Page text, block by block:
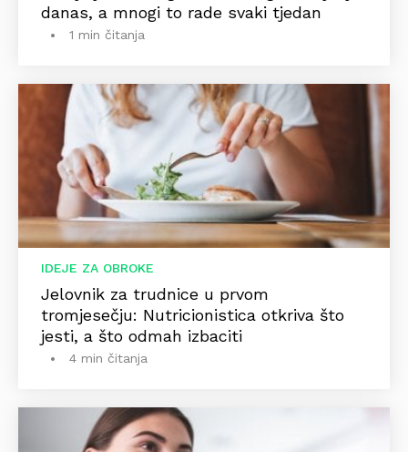
danas, a mnogi to rade svaki tjedan
1 min čitanja
IDEJE ZA OBROKE
Jelovnik za trudnice u prvom
tromjesečju: Nutricionistica otkriva što
jesti, a što odmah izbaciti
4 min čitanja